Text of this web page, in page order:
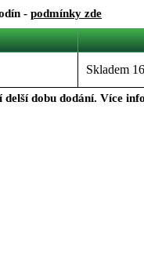
- podmínky zde
Skladem
delší dobu dodání. Více